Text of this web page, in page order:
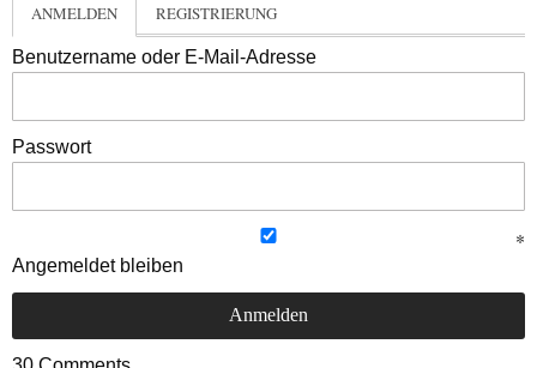
ANMELDEN REGISTRIERUNG
Benutzername oder E-Mail-Adresse
Passwort
Angemeldet bleiben